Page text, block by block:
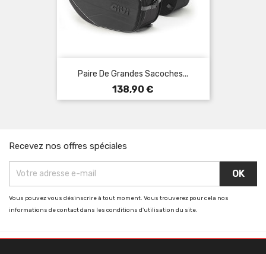
Paire De Grandes Sacoches...
Prix
138,90 €
Recevez nos offres spéciales
Vous pouvez vous désinscrire à tout moment. Vous trouverez pour cela nos
informations de contact dans les conditions d'utilisation du site.